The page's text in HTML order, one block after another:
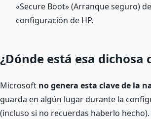
«Secure Boot» (Arranque seguro)
configuración de HP.
¿Dónde está esa dichosa
Microsoft no genera esta clave de la
guarda en algún lugar durante la
(incluso si no recuerdas haberlo